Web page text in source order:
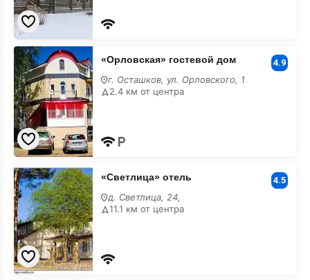
«Орловская»
гостевой
дом
«Орловская» гостевой дом 4.9
г. Осташков, ул. Орловского, 1
2.4 км от центра
«Светлица»
отель
«Светлица» отель 4.5
д. Светлица, 24,
11.1 км от центра